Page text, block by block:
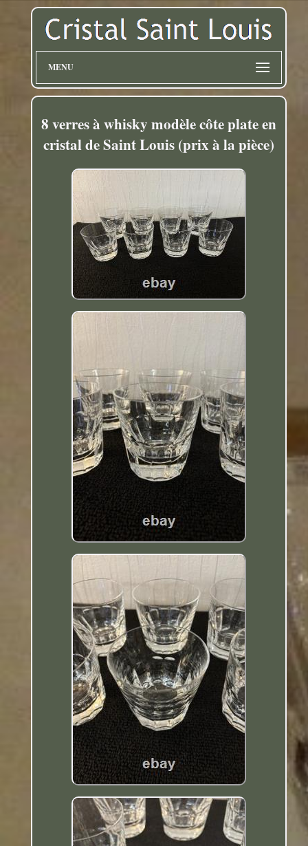
MENU
8 verres à whisky modèle côte plate en
cristal de Saint Louis (prix à la pièce)